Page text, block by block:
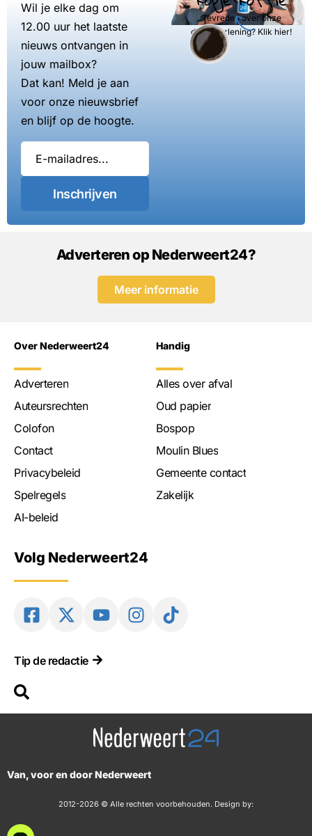
Wil je elke dag om
12.00 uur het laatste
nieuws ontvangen in
jouw mailbox?
Dat kan! Meld je aan
voor onze nieuwsbrief
en blijf op de hoogte.
Inschrijven
Tevreden over onze
dienstverlening? Klik hier!
Adverteren op Nederweert24?
Meer informatie
Over Nederweert24
Adverteren
Auteursrechten
Colofon
Contact
Privacybeleid
Spelregels
AI-beleid
Handig
Alles over afval
Oud papier
Bospop
Moulin Blues
Gemeente contact
Zakelijk
Volg Nederweert24
Tip de redactie
Van, voor en door Nederweert
2012-2026 © Alle rechten voorbehouden. Design by: